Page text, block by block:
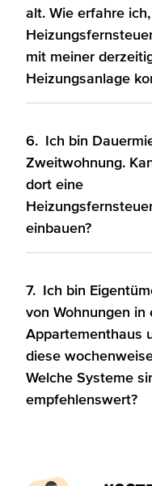
alt. Wie erfahre
mit meiner
Heizungsanlage
6.
Ich bin
Zweitwohnung.
dort eine
einbauen?
7.
Ich bin
von Wohnungen in
Appartementhaus
diese
Welche Systeme
empfehlenswert?